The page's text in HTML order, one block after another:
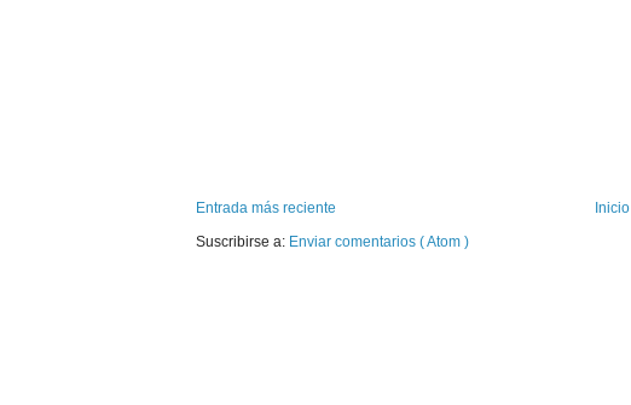
Entrada más reciente
Inicio
Suscribirse a: Enviar comentarios ( Atom )